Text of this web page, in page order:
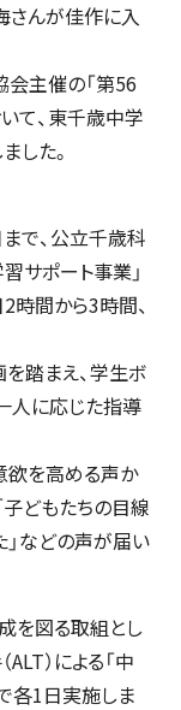
さんが佳作に入
主催の「第56
て、東千歳中学
した。
で、公立千歳科
サポート事業」
時間から3時間、
踏まえ、学生ボ
人に応じた指導
欲を高める声か
子どもたちの目線
」などの声が届い
を図る取組とし
）による「中
各1日実施しま